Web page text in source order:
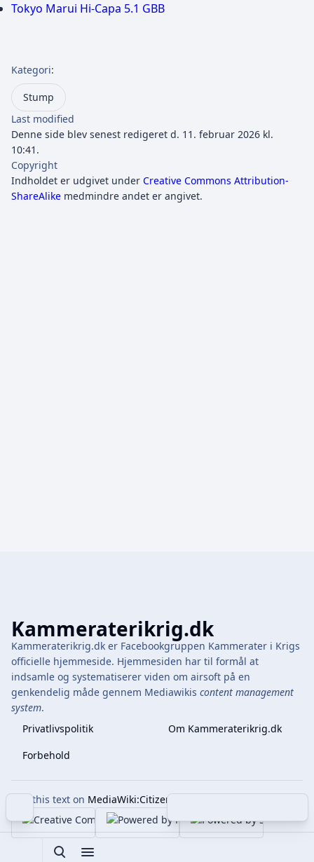
Share this page
Tokyo Marui Hi-Capa 5.1 GBB
Indholdsfortegnelse
Kategori:
Stump
Last modified
Denne side blev senest redigeret d. 11. februar 2026 kl.
10:41.
Copyright
Indholdet er udgivet under Creative Commons Attribution-
ShareAlike medmindre andet er angivet.
Kammeraterikrig.dk
Kammeraterikrig.dk er Facebookgruppen Kammerater i Krigs
officielle hjemmeside. Hjemmesiden har til formål at
indsamle og systematiserer viden om airsoft på en
genkendelig måde gennem Mediawikis content management
system.
Privatlivspolitik
Om Kammeraterikrig.dk
Forbehold
Edit this text on MediaWiki:Citizen-footer-tagline